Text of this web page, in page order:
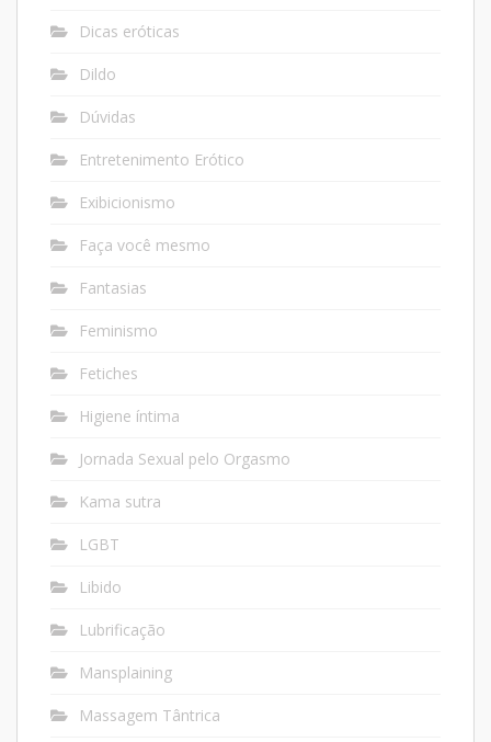
Dicas eróticas
Dildo
Dúvidas
Entretenimento Erótico
Exibicionismo
Faça você mesmo
Fantasias
Feminismo
Fetiches
Higiene íntima
Jornada Sexual pelo Orgasmo
Kama sutra
LGBT
Libido
Lubrificação
Mansplaining
Massagem Tântrica